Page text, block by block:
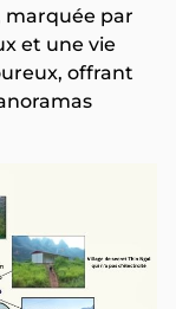
marquée par
et une vie
offrant